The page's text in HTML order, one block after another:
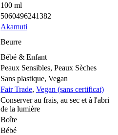
100 ml
5060496241382
Akamuti
Beurre
Bébé & Enfant
Peaux Sensibles, Peaux Sèches
Sans plastique, Vegan
Fair Trade, Vegan (sans certificat)
Conserver au frais, au sec et à l'abri
de la lumière
Boîte
Bébé